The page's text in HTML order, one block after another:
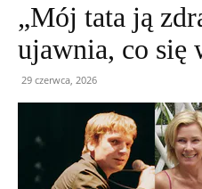
„Mój tata ją
ujawnia, co się
29 czerwca, 2026